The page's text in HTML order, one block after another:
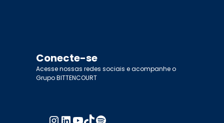
Conecte-se
Acesse nossas redes sociais e acompanhe o
Grupo BITTENCOURT